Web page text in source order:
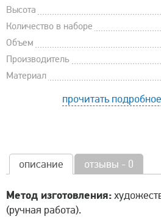
Высота
Количество в наборе
Объем
Производитель
Материал
прочитать
описание отзывы - 0
Метод изготовления:
(ручная работа).